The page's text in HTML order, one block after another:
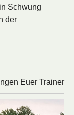
Schwung
der
Euer Trainer